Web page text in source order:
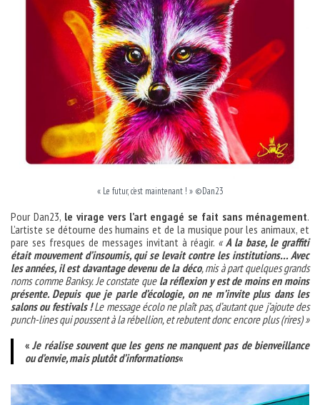
« Le futur, c’est maintenant ! » ©Dan23
Pour Dan23, le virage vers l’art engagé se fait sans ménagement.
L’artiste se détourne des humains et de la musique pour les animaux, et
pare ses fresques de messages invitant à réagir. «A la base, le graffiti
était mouvement d’insoumis, qui se levait contre les institutions… Avec
les années, il est davantage devenu de la déco, mis à part quelques grands
noms comme Banksy. Je constate que la réflexion y est de moins en moins
présente. Depuis que je parle d’écologie, on ne m’invite plus dans les
salons ou festivals !Le message écolo ne plaît pas, d’autant que j’ajoute des
punch-lines qui poussent à la rébellion, et rebutent donc encore plus (rires) »
«Je réalise souvent que les gens ne manquent pas de bienveillance
ou d’envie, mais plutôt d’informations«